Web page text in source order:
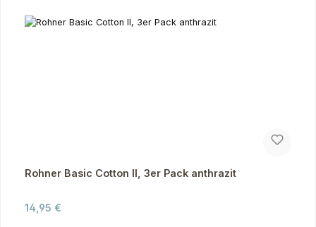
Rohner Basic Cotton II, 3er Pack anthrazit
Regulärer Preis:
14,95 €